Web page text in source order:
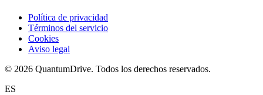
Política de privacidad
Términos del servicio
Cookies
Aviso legal
© 2026 QuantumDrive. Todos los derechos reservados.
ES